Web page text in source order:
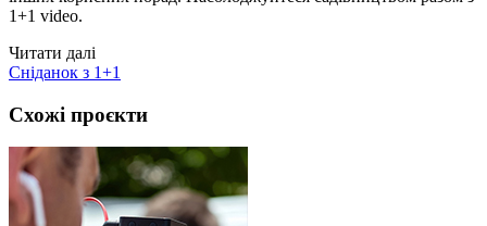
1+1 video.
Читати далі
Сніданок з 1+1
Схожі проєкти